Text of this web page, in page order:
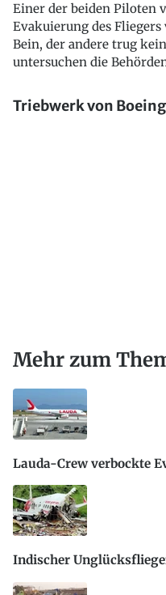
Einer der beiden Piloten
Evakuierung des
Bein, der andere trug
untersuchen die
Triebwerk von
Mehr zum
Lauda-Crew verbockte
Indischer